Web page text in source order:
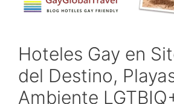
Hoteles Gay en
del Destino,
Ambiente